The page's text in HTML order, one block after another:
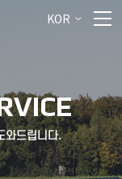
KOR
와드립니다.